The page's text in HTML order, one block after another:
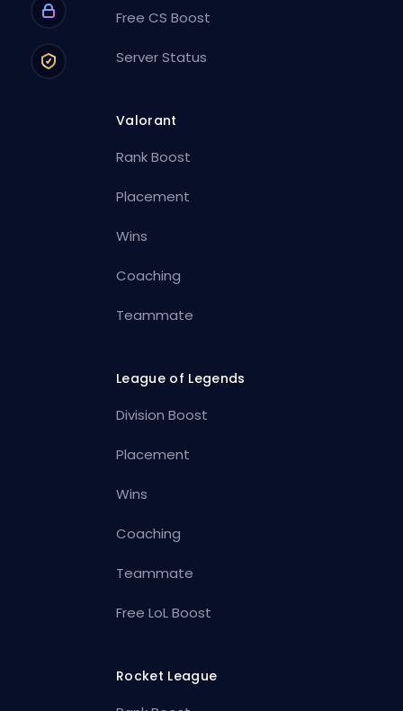
Free CS Boost
Server Status
Valorant
Rank Boost
Placement
Wins
Coaching
Teammate
League of Legends
Division Boost
Placement
Wins
Coaching
Teammate
Free LoL Boost
Rocket League